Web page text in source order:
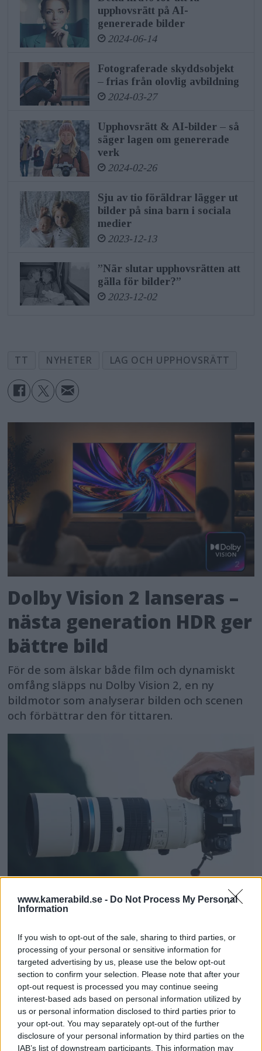
www.kamerabild.se - Do Not Process My Personal
Information
If you wish to opt-out of the sale, sharing to third parties, or
processing of your personal or sensitive information for
targeted advertising by us, please use the below opt-out
section to confirm your selection. Please note that after your
opt-out request is processed you may continue seeing
interest-based ads based on personal information utilized by
us or personal information disclosed to third parties prior to
your opt-out. You may separately opt-out of the further
disclosure of your personal information by third parties on the
IAB’s list of downstream participants. This information may
upphovsrätt på AI-
genererade bilder
2024-06-14
Fotograferade skyddsobjekt
– frias från olovlig avbildning
2024-03-27
Upphovsrätt & AI-bilder – så
säger lagen om genererade
verk
2024-02-26
Sju av tio föräldrar lägger ut
bilder på sina barn i sociala
medier
2023-12-13
”När slutar upphovsrätten att
gälla för bilder?”
2023-12-02
TT NYHETER LAG OCH UPPHOVSRÄTT
Dolby Vision 2 lanseras –
nästa generation HDR ger
bättre bild
För de som älskar både film och dynamiskt
omfång släpps nu Dolby Vision 2, en ny
bildmotor som analyserar bilden och scenen
och förbättrar den för tittaren.
OM System lanserar
gratislån av kameror &
objektiv i Sverige
OM System lanserar nu "Test & Wow"-
programmet i Sverige, vilket gör det möjligt
att låna hem kameror och objektiv under fem
dagar för att se hur utrustningen passar dina
behov.